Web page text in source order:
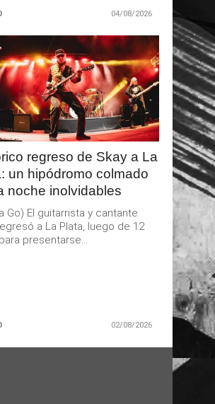
04/08/2026
LEER
MAS
regreso de Skay a La
un hipódromo colmado
noche inolvidables
Go) El guitarrista y cantante
a La Plata, luego de 12
presentarse...
02/08/2026